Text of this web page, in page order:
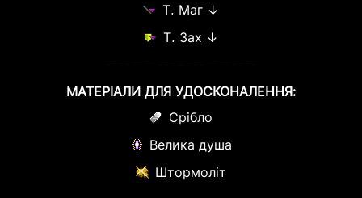
Т. Маг ↓
Т. Зах ↓
МАТЕРІАЛИ ДЛЯ УДОСКОНАЛЕННЯ:
Срібло
Велика душа
Штормоліт